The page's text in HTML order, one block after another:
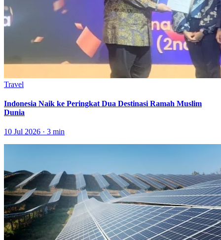
Travel
Indonesia Naik ke Peringkat Dua Destinasi Ramah Muslim
Dunia
10 Jul 2026 · 3 min